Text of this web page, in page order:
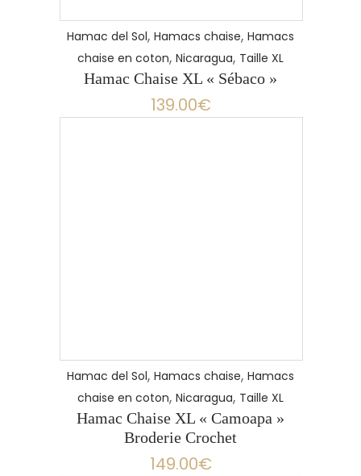
Hamac del Sol, Hamacs chaise, Hamacs
chaise en coton, Nicaragua, Taille XL
Hamac Chaise XL « Sébaco »
139.00€
Hamac del Sol, Hamacs chaise, Hamacs
chaise en coton, Nicaragua, Taille XL
Hamac Chaise XL « Camoapa »
Broderie Crochet
149.00€